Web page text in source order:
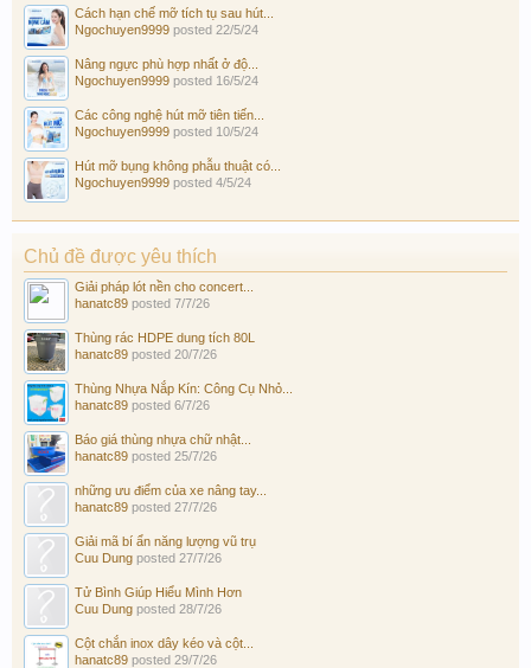
Cách hạn chế mỡ tích tụ sau hút...
Ngochuyen9999 posted 22/5/24
Nâng ngực phù hợp nhất ở độ...
Ngochuyen9999 posted 16/5/24
Các công nghệ hút mỡ tiên tiến...
Ngochuyen9999 posted 10/5/24
Hút mỡ bụng không phẫu thuật có...
Ngochuyen9999 posted 4/5/24
Chủ đề được yêu thích
Giải pháp lót nền cho concert...
hanatc89 posted 7/7/26
Thùng rác HDPE dung tích 80L
hanatc89 posted 20/7/26
Thùng Nhựa Nắp Kín: Công Cụ Nhỏ...
hanatc89 posted 6/7/26
Báo giá thùng nhựa chữ nhật...
hanatc89 posted 25/7/26
những ưu điểm của xe nâng tay...
hanatc89 posted 27/7/26
Giải mã bí ẩn năng lượng vũ trụ
Cuu Dung posted 27/7/26
Tử Bình Giúp Hiểu Mình Hơn
Cuu Dung posted 28/7/26
Cột chắn inox dây kéo và cột...
hanatc89 posted 29/7/26